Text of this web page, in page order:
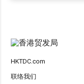
HKTDC.com
联络我们